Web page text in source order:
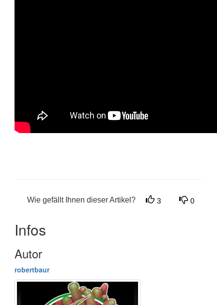
Wie gefällt Ihnen dieser Artikel? 3 0
Infos
Autor
robertbaur